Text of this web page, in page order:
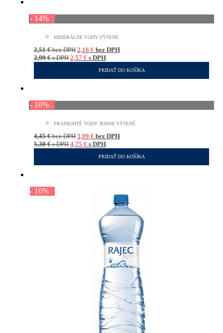
- 14%
MINERÁLNE VODY SÝTENÉ
2,51€bez DPH 2,16 € bez DPH
2,99€s DPH 2,57 € s DPH
PRIDAŤ DO KOŠÍKA
- 10%
PRAMENITÉ VODY JEMNE SÝTENÉ
4,45€bez DPH 3,99 € bez DPH
5,30€s DPH 4,75 € s DPH
PRIDAŤ DO KOŠÍKA
- 10%